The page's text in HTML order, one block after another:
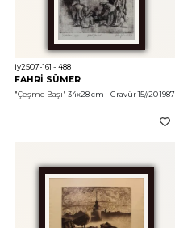
iy2507-161 - 488
FAHRİ SÜMER
"Çeşme Başı" 34x28 cm - Gravür 15//20 1987